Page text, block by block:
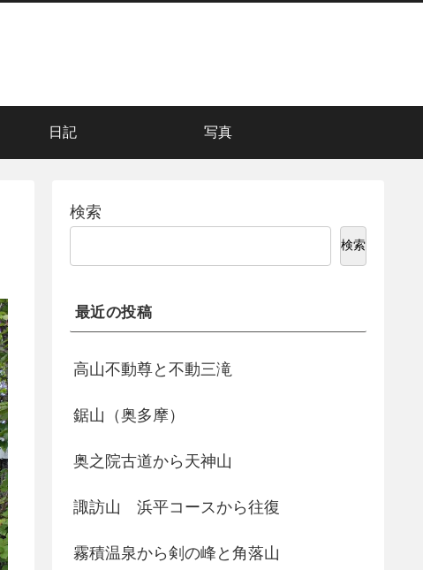
日記 写真
検索
検索
最近の投稿
高山不動尊と不動三滝
鋸山（奥多摩）
奥之院古道から天神山
諏訪山 浜平コースから往復
霧積温泉から剣の峰と角落山